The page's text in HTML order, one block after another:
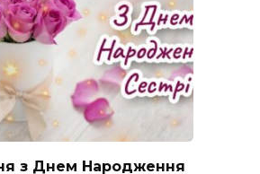
з Днем Народження